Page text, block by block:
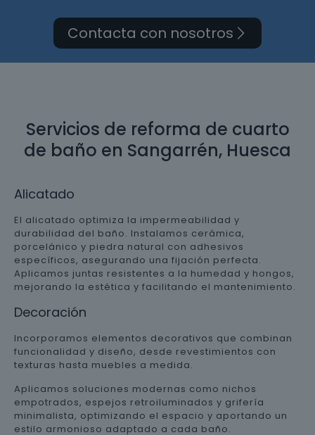
Contacta con nosotros
Servicios de reforma de cuarto
de baño en Sangarrén, Huesca
Alicatado
El alicatado optimiza la impermeabilidad y
durabilidad del baño. Instalamos cerámica,
porcelánico y piedra natural con adhesivos
específicos, asegurando una fijación perfecta.
Aplicamos juntas resistentes a la humedad y hongos,
mejorando la estética y facilitando el mantenimiento.
Decoración
Incorporamos elementos decorativos que combinan
funcionalidad y diseño, desde revestimientos con
texturas hasta muebles a medida.
Aplicamos soluciones modernas como nichos
empotrados, espejos retroiluminados y grifería
minimalista, optimizando el espacio y aportando un
estilo armonioso adaptado a cada baño.